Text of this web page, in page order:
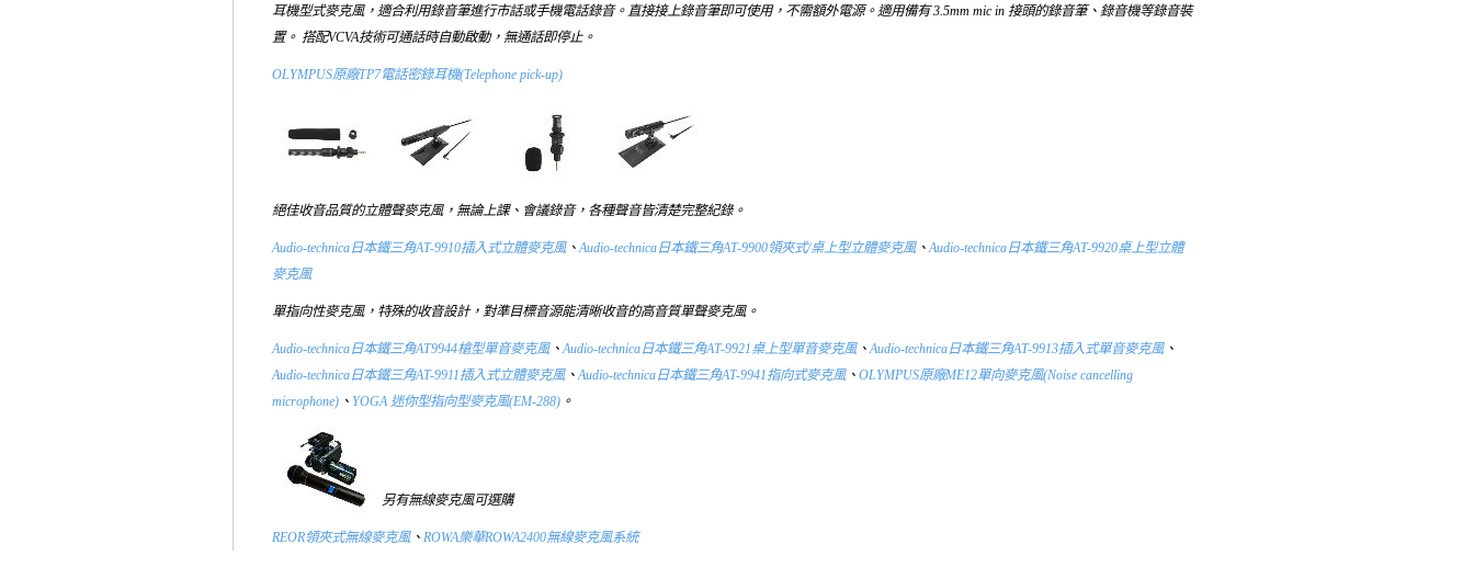
耳機型式麥克風，適合利用錄音筆進行市話或手機電話錄音。直接接上錄音筆即可使用，不需額外電源。適用備有 3.5mm mic in 接頭的錄音筆、錄音機等錄音裝
置。 搭配VCVA技術可通話時自動啟動，無通話即停止。
OLYMPUS原廠TP7電話密錄耳機(Telephone pick-up)
絕佳收音品質的立體聲麥克風，無論上課、會議錄音，各種聲音皆清楚完整紀錄。
Audio-technica日本鐵三角AT-9910插入式立體麥克風、Audio-technica日本鐵三角AT-9900領夾式/桌上型立體麥克風、Audio-technica日本鐵三角AT-9920桌上型立體
麥克風
單指向性麥克風，特殊的收音設計，對準目標音源能清晰收音的高音質單聲麥克風。
Audio-technica日本鐵三角AT9944槍型單音麥克風、Audio-technica日本鐵三角AT-9921桌上型單音麥克風、Audio-technica日本鐵三角AT-9913插入式單音麥克風、
Audio-technica日本鐵三角AT-9911插入式立體麥克風、Audio-technica日本鐵三角AT-9941指向式麥克風、 OLYMPUS原廠ME12單向麥克風(Noise cancelling
microphone) 、 YOGA 迷你型指向型麥克風(EM-288) 。
另有無線麥克風可選購
REOR領夾式無線麥克風、 ROWA樂華ROWA2400無線麥克風系統